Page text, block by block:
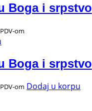
Boga i srpstvo
om
Boga i srpstvo
om Dodaj u korpu